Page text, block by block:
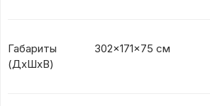
Габариты
(ДхШхВ)
302x171x75 см